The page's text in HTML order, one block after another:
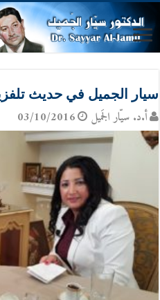
سيار الجميل في حديث
أ.د. سيّار الجَميل 03/10/2016